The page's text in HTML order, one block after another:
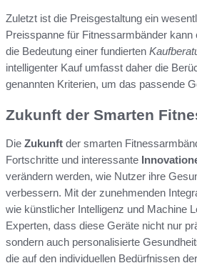
Zuletzt ist die Preisgestaltung ein
Preisspanne für Fitnessarmbänder kann
die Bedeutung einer fundierten
intelligenter Kauf umfasst daher die
genannten Kriterien, um das passende
Zukunft der Smarten
Die Zukunft der smarten
Fortschritte und interessante
verändern werden, wie Nutzer ihre
verbessern. Mit der zunehmenden
wie künstlicher Intelligenz und Machine
Experten, dass diese Geräte nicht nur
sondern auch personalisierte
die auf den individuellen Bedürfnissen